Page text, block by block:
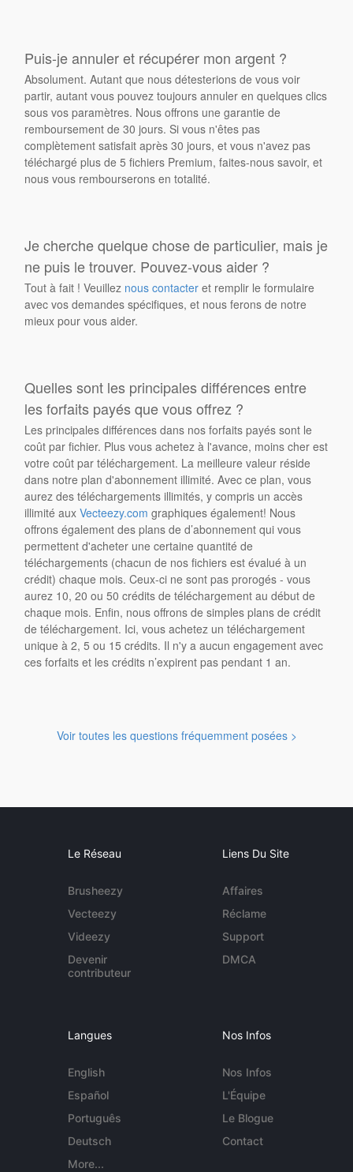
Puis-je annuler et récupérer mon argent ?
Absolument. Autant que nous détesterions de vous voir
partir, autant vous pouvez toujours annuler en quelques clics
sous vos paramètres. Nous offrons une garantie de
remboursement de 30 jours. Si vous n'êtes pas
complètement satisfait après 30 jours, et vous n'avez pas
téléchargé plus de 5 fichiers Premium, faites-nous savoir, et
nous vous rembourserons en totalité.
Je cherche quelque chose de particulier, mais je
ne puis le trouver. Pouvez-vous aider ?
Tout à fait ! Veuillez nous contacter et remplir le formulaire
avec vos demandes spécifiques, et nous ferons de notre
mieux pour vous aider.
Quelles sont les principales différences entre
les forfaits payés que vous offrez ?
Les principales différences dans nos forfaits payés sont le
coût par fichier. Plus vous achetez à l'avance, moins cher est
votre coût par téléchargement. La meilleure valeur réside
dans notre plan d'abonnement illimité. Avec ce plan, vous
aurez des téléchargements illimités, y compris un accès
illimité auxVecteezy.com graphiques également! Nous
offrons également des plans de d’abonnement qui vous
permettent d'acheter une certaine quantité de
téléchargements (chacun de nos fichiers est évalué à un
crédit) chaque mois. Ceux-ci ne sont pas prorogés - vous
aurez 10, 20 ou 50 crédits de téléchargement au début de
chaque mois. Enfin, nous offrons de simples plans de crédit
de téléchargement. Ici, vous achetez un téléchargement
unique à 2, 5 ou 15 crédits. Il n'y a aucun engagement avec
ces forfaits et les crédits n’expirent pas pendant 1 an.
Voir toutes les questions fréquemment posées >
Le Réseau
Brusheezy
Vecteezy
Videezy
Devenir
contributeur
Liens Du Site
Affaires
Réclame
Support
DMCA
Langues
English
Español
Português
Deutsch
More...
Nos Infos
Nos Infos
L'Équipe
Le Blogue
Contact